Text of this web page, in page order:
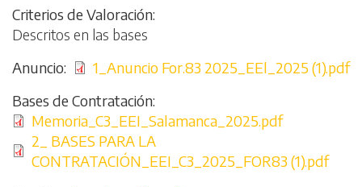
Criterios de Valoración
Descritos en las bases
Anuncio
Archivo
1_Anuncio For.83 2025_EEl_2025 (1).pdf
Bases de Contratación
Archivo
Memoria_C3_EEI_Salamanca_2025.pdf
Archivo
2_ BASES PARA LA
CONTRATACIÓN_EEI_C3_2025_FOR83 (1).pdf